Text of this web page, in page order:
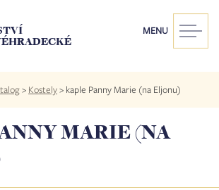
MENU
> Kostely> kaple Panny Marie (na Eljonu)
MARIE (NA